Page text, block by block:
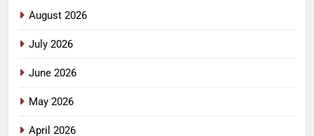
August 2026
July 2026
June 2026
May 2026
April 2026